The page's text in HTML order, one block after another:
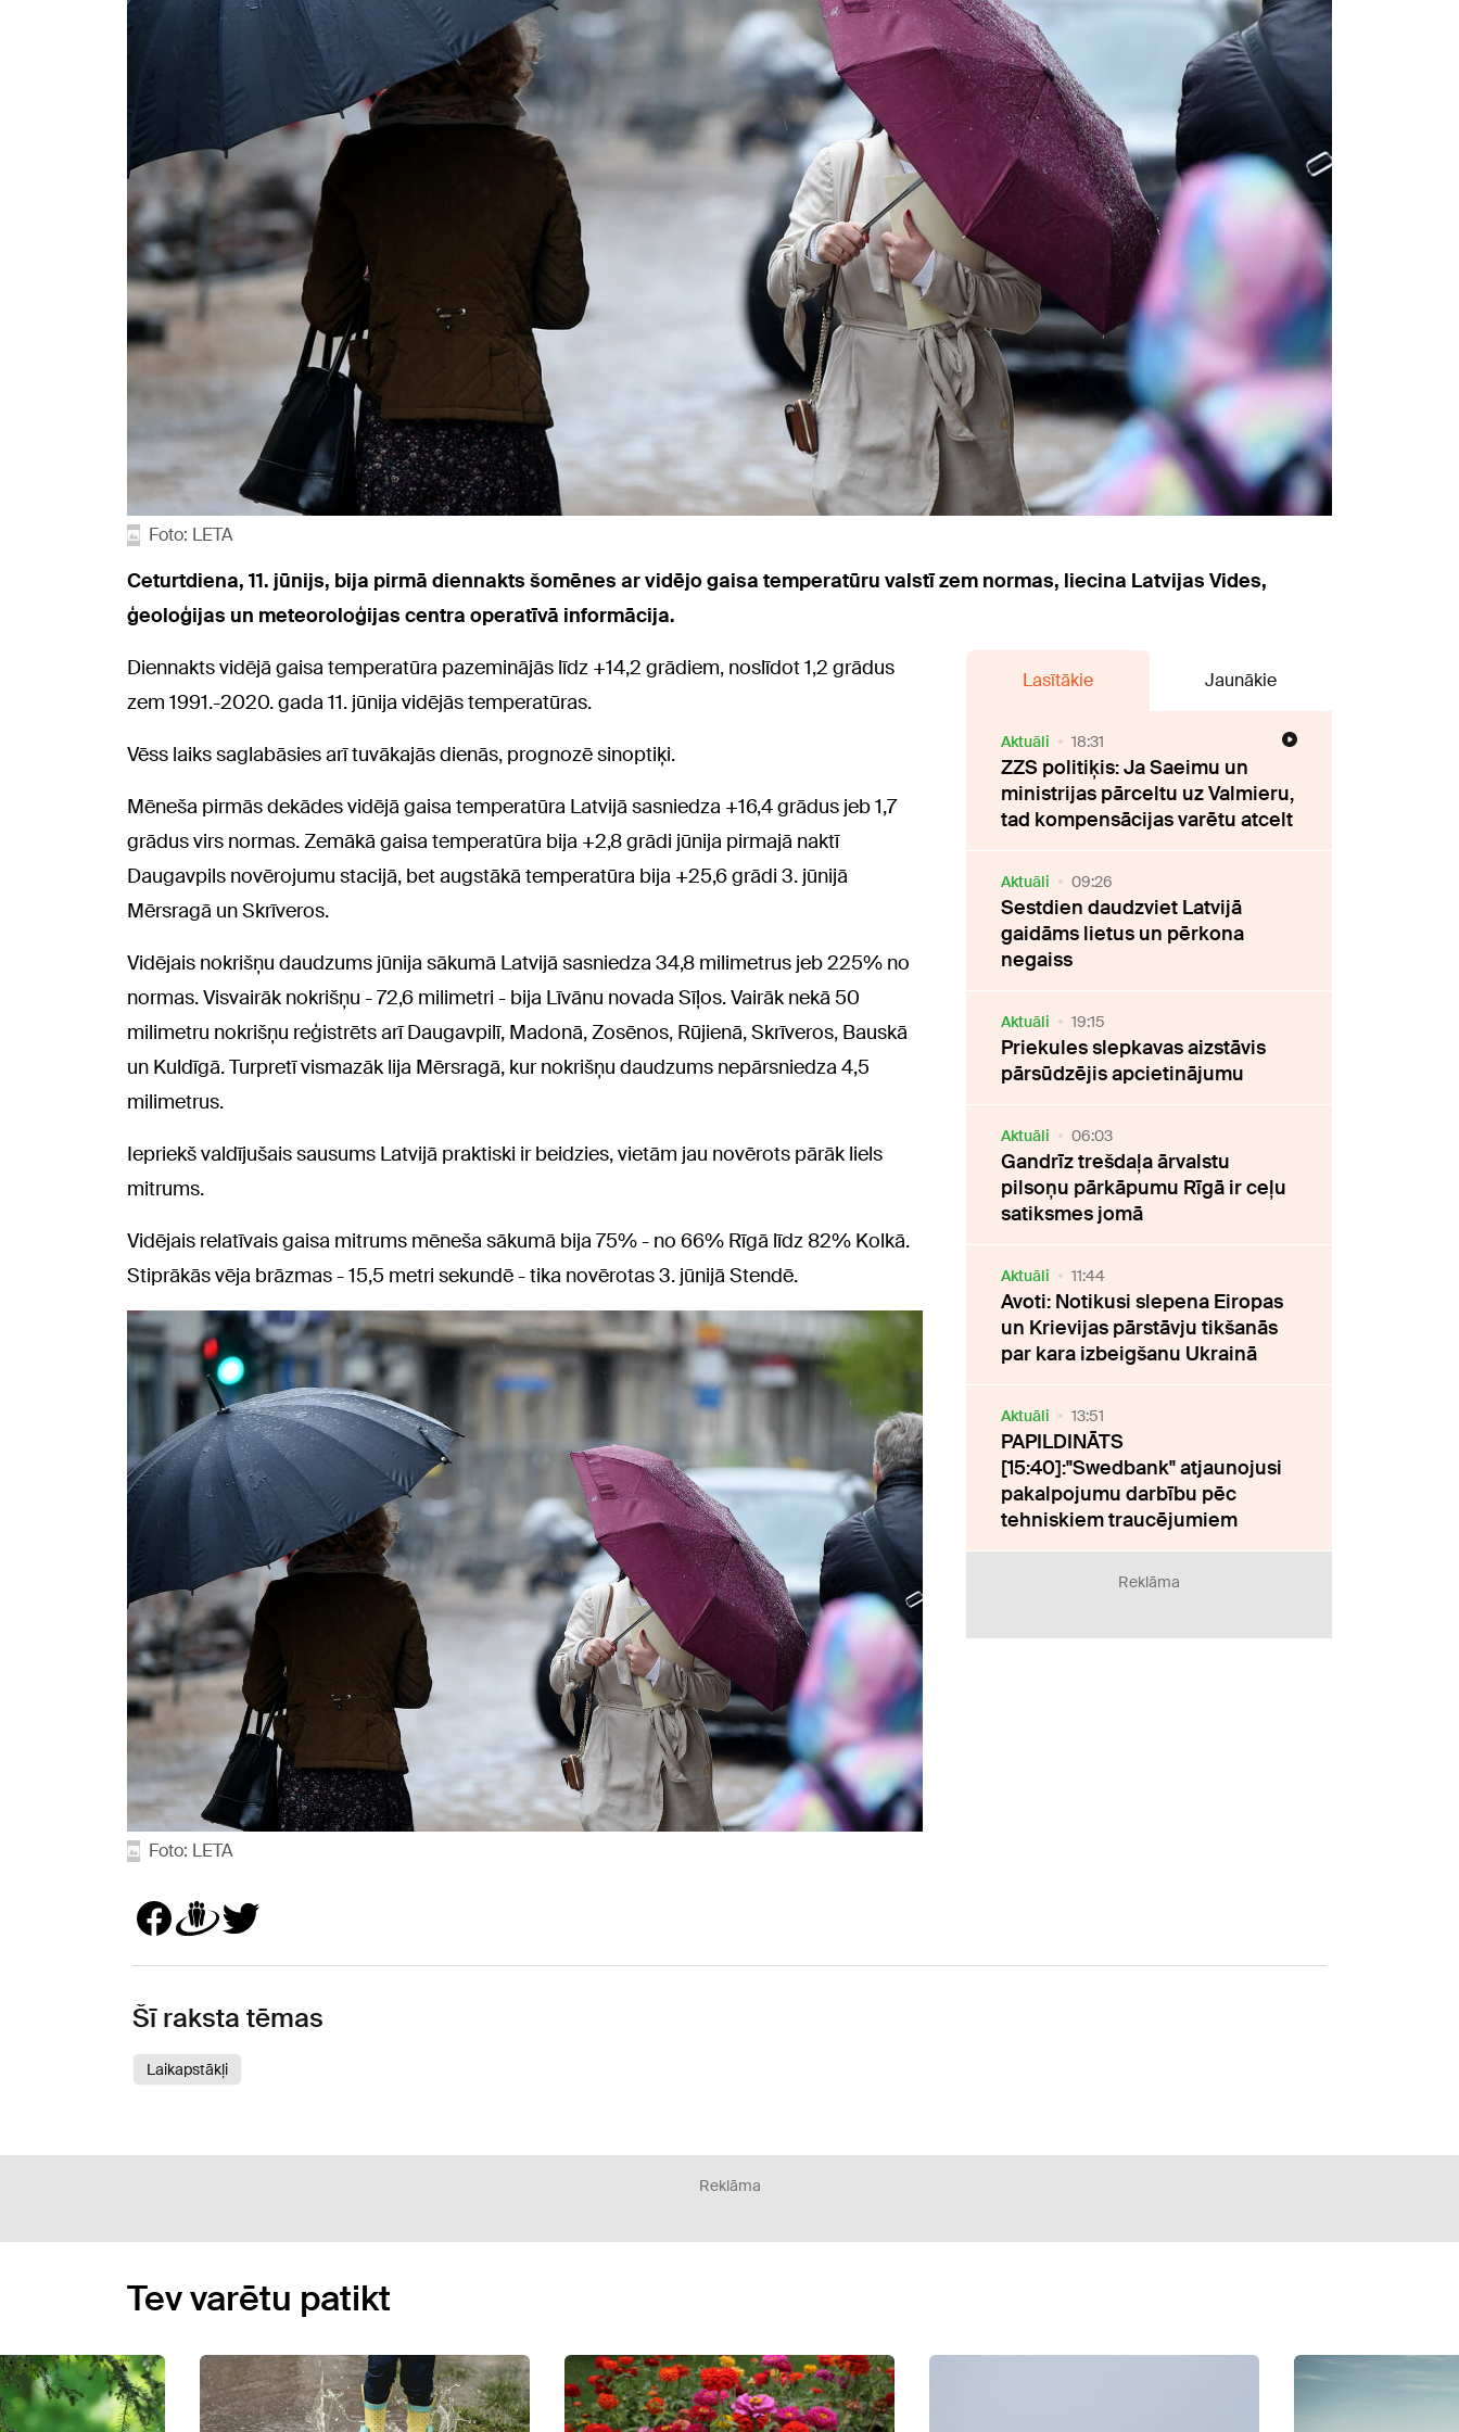
Foto: LETA
Ceturtdiena, 11. jūnijs, bija pirmā diennakts šomēnes ar vidējo gaisa temperatūru valstī zem normas, liecina Latvijas Vides,
ģeoloģijas un meteoroloģijas centra operatīvā informācija.
Diennakts vidējā gaisa temperatūra pazeminājās līdz +14,2 grādiem, noslīdot 1,2 grādus
zem 1991.-2020. gada 11. jūnija vidējās temperatūras.
Vēss laiks saglabāsies arī tuvākajās dienās, prognozē sinoptiķi.
Mēneša pirmās dekādes vidējā gaisa temperatūra Latvijā sasniedza +16,4 grādus jeb 1,7
grādus virs normas. Zemākā gaisa temperatūra bija +2,8 grādi jūnija pirmajā naktī
Daugavpils novērojumu stacijā, bet augstākā temperatūra bija +25,6 grādi 3. jūnijā
Mērsragā un Skrīveros.
Vidējais nokrišņu daudzums jūnija sākumā Latvijā sasniedza 34,8 milimetrus jeb 225% no
normas. Visvairāk nokrišņu - 72,6 milimetri - bija Līvānu novada Sīļos. Vairāk nekā 50
milimetru nokrišņu reģistrēts arī Daugavpilī, Madonā, Zosēnos, Rūjienā, Skrīveros, Bauskā
un Kuldīgā. Turpretī vismazāk lija Mērsragā, kur nokrišņu daudzums nepārsniedza 4,5
milimetrus.
Iepriekš valdījušais sausums Latvijā praktiski ir beidzies, vietām jau novērots pārāk liels
mitrums.
Vidējais relatīvais gaisa mitrums mēneša sākumā bija 75% - no 66% Rīgā līdz 82% Kolkā.
Stiprākās vēja brāzmas - 15,5 metri sekundē - tika novērotas 3. jūnijā Stendē.
Foto: LETA
Lasītākie Jaunākie
Aktuāli 18:31
ZZS politiķis: Ja Saeimu un
ministrijas pārceltu uz Valmieru,
tad kompensācijas varētu atcelt
Aktuāli 09:26
Sestdien daudzviet Latvijā
gaidāms lietus un pērkona
negaiss
Aktuāli 19:15
Priekules slepkavas aizstāvis
pārsūdzējis apcietinājumu
Aktuāli 06:03
Gandrīz trešdaļa ārvalstu
pilsoņu pārkāpumu Rīgā ir ceļu
satiksmes jomā
Aktuāli 11:44
Avoti: Notikusi slepena Eiropas
un Krievijas pārstāvju tikšanās
par kara izbeigšanu Ukrainā
Aktuāli 13:51
PAPILDINĀTS
[15:40]:"Swedbank" atjaunojusi
pakalpojumu darbību pēc
tehniskiem traucējumiem
Reklāma
Šī raksta tēmas
Laikapstākļi
Reklāma
Tev varētu patikt